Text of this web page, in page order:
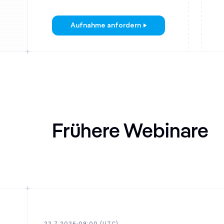
Aufnahme anfordern
Frühere Webinare